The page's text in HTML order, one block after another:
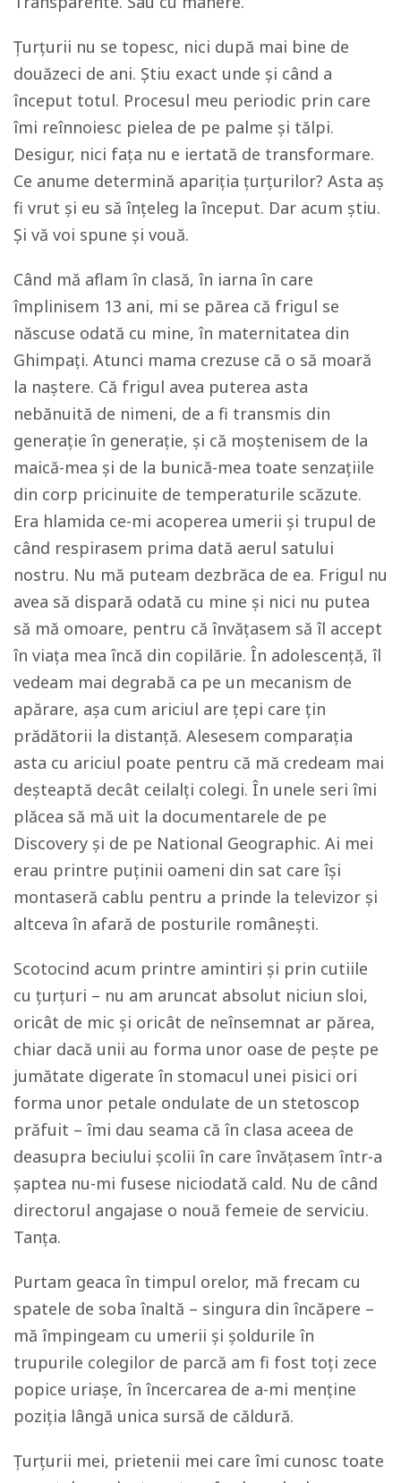
Țurțurii nu se topesc, nici după mai bine de
douăzeci de ani. Știu exact unde și când a
început totul. Procesul meu periodic prin care
îmi reînnoiesc pielea de pe palme și tălpi.
Desigur, nici fața nu e iertată de transformare.
Ce anume determină apariția țurțurilor? Asta aș
fi vrut și eu să înțeleg la început. Dar acum știu.
Și vă voi spune și vouă.
Când mă aflam în clasă, în iarna în care
împlinisem 13 ani, mi se părea că frigul se
născuse odată cu mine, în maternitatea din
Ghimpați. Atunci mama crezuse că o să moară
la naștere. Că frigul avea puterea asta
nebănuită de nimeni, de a fi transmis din
generație în generație, și că moștenisem de la
maică-mea și de la bunică-mea toate senzațiile
din corp pricinuite de temperaturile scăzute.
Era hlamida ce-mi acoperea umerii și trupul de
când respirasem prima dată aerul satului
nostru. Nu mă puteam dezbrăca de ea. Frigul nu
avea să dispară odată cu mine și nici nu putea
să mă omoare, pentru că învățasem să îl accept
în viața mea încă din copilărie. În adolescență, îl
vedeam mai degrabă ca pe un mecanism de
apărare, așa cum ariciul are țepi care țin
prădătorii la distanță. Alesesem comparația
asta cu ariciul poate pentru că mă credeam mai
deșteaptă decât ceilalți colegi. În unele seri îmi
plăcea să mă uit la documentarele de pe
Discovery și de pe National Geographic. Ai mei
erau printre puținii oameni din sat care își
montaseră cablu pentru a prinde la televizor și
altceva în afară de posturile românești.
Scotocind acum printre amintiri și prin cutiile
cu țurțuri – nu am aruncat absolut niciun sloi,
oricât de mic și oricât de neînsemnat ar părea,
chiar dacă unii au forma unor oase de pește pe
jumătate digerate în stomacul unei pisici ori
forma unor petale ondulate de un stetoscop
prăfuit – îmi dau seama că în clasa aceea de
deasupra beciului școlii în care învățasem într-a
șaptea nu-mi fusese niciodată cald. Nu de când
directorul angajase o nouă femeie de serviciu.
Tanța.
Purtam geaca în timpul orelor, mă frecam cu
spatele de soba înaltă – singura din încăpere –
mă împingeam cu umerii și șoldurile în
trupurile colegilor de parcă am fi fost toți zece
popice uriașe, în încercarea de a-mi menține
poziția lângă unica sursă de căldură.
Țurțurii mei, prietenii mei care îmi cunosc toate